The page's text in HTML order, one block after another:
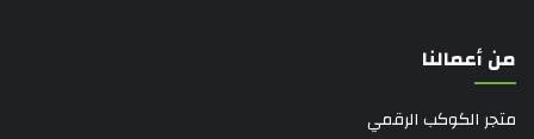
من أعمالنا
متجر الكوكب الرقمي